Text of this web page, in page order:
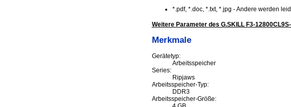
*.pdf, *.doc, *.txt, *.jpg - Andere werden
Weitere Parameter des G.SKILL F3-
Merkmale
Gerätetyp:
Arbeitsspeicher
Series:
Ripjaws
Arbeitsspeicher-Typ:
DDR3
Arbeitsspeicher-Größe: